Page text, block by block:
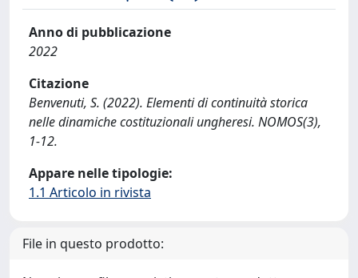
Anno di pubblicazione
2022
Citazione
Benvenuti, S. (2022). Elementi di continuità storica
nelle dinamiche costituzionali ungheresi. NOMOS(3),
1-12.
Appare nelle tipologie:
1.1 Articolo in rivista
File in questo prodotto: